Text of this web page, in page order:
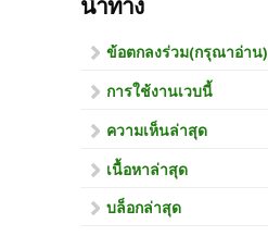
นำทาง
ข้อตกลงร่วม(กรุณาอ่าน)
การใช้งานเวบนี้
ความเห็นล่าสุด
เนื้อหาล่าสุด
บล็อกล่าสุด